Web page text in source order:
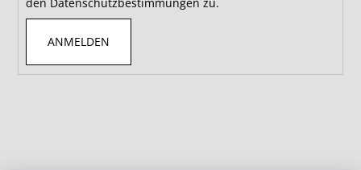
den Datenschutzbestimmungen zu.
ANMELDEN